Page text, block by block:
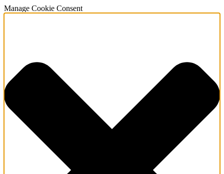
Manage Cookie Consent